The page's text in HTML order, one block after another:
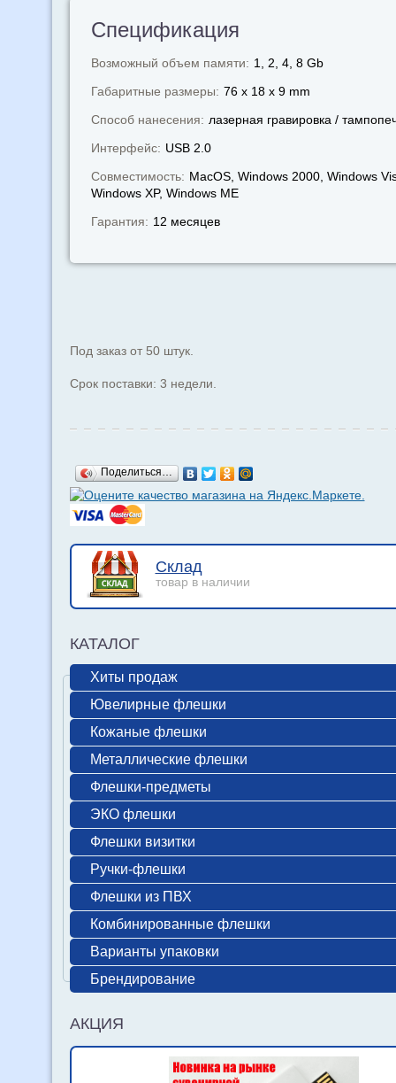
Спецификация
Возможный объем памяти: 1, 2, 4, 8 Gb
Габаритные размеры: 76 x 18 x 9 mm
Способ нанесения: лазерная гравировка /
Интерфейс: USB 2.0
Совместимость: MacOS, Windows 2000, Windows
Windows XP, Windows МЕ
Гарантия: 12 месяцев
Под заказ от 50 штук.
Срок поставки: 3 недели.
Поделиться…
Склад
товар в наличии
КАТАЛОГ
Хиты продаж
Ювелирные флешки
Кожаные флешки
Металлические флешки
Флешки-предметы
ЭКО флешки
Флешки визитки
Ручки-флешки
Флешки из ПВХ
Комбинированные флешки
Варианты упаковки
Брендирование
АКЦИЯ